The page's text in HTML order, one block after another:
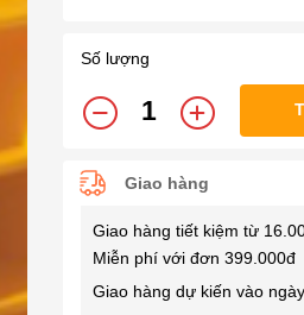
Số lượng
Giao hàng
Giao hàng tiết kiệm từ
Miễn phí với đơn 399.000đ
Giao hàng dự kiến vào